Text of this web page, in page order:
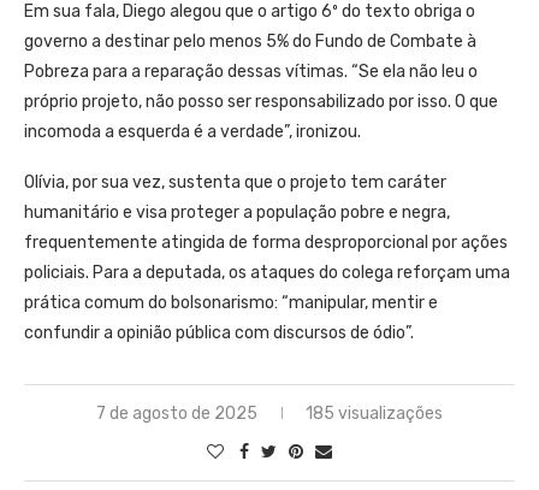
Em sua fala, Diego alegou que o artigo 6º do texto obriga o
governo a destinar pelo menos 5% do Fundo de Combate à
Pobreza para a reparação dessas vítimas. “Se ela não leu o
próprio projeto, não posso ser responsabilizado por isso. O que
incomoda a esquerda é a verdade”, ironizou.
Olívia, por sua vez, sustenta que o projeto tem caráter
humanitário e visa proteger a população pobre e negra,
frequentemente atingida de forma desproporcional por ações
policiais. Para a deputada, os ataques do colega reforçam uma
prática comum do bolsonarismo: “manipular, mentir e
confundir a opinião pública com discursos de ódio”.
7 de agosto de 2025 185 visualizações